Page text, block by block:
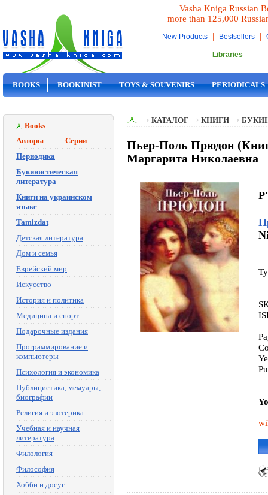
Vasha Kniga Russian
more than 125,000
New Products | Bestsellers |
Libraries
BOOKS BOOKINIST TOYS & SOUVENIRS PERIODICALS
Books
Авторы
Серии
Периодика
Букинистическая
литература
Книги на украинском
языке
Tamizdat
Детская литература
Дом и семья
Еврейский мир
Искусство
История и политика
Медицина и спорт
Подарочные издания
Программирование и
компьютеры
Психология и экономика
Публицистика, мемуары,
биографии
Религия и эзотерика
Учебная и научная
литература
Филология
Философия
Хобби и досуг
КАТАЛОГ КНИГИ
Пьер-Поль Прюдон
Маргарита Николаевна